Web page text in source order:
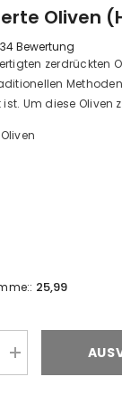
Oliven
34 Bewertung
zerdrückten
ist. Um diese Oliven
Oliven
25,99
Zerkleinerte
Oliven